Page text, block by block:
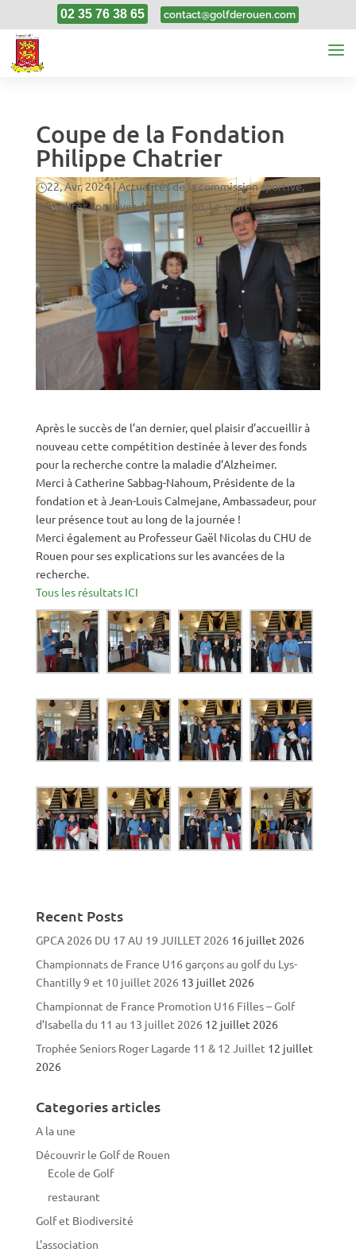
02 35 76 38 65 contact@golfderouen.com
Coupe de la Fondation
Philippe Chatrier
22, Avr, 2024| Actualités de la commission sportive,
Actualités Sportives,L'association,Le sport
Après le succès de l’an dernier, quel plaisir d’accueillir à
nouveau cette compétition destinée à lever des fonds
pour la recherche contre la maladie d’Alzheimer.
Merci à Catherine Sabbag-Nahoum, Présidente de la
fondation et à Jean-Louis Calmejane, Ambassadeur, pour
leur présence tout au long de la journée !
Merci également au Professeur Gaël Nicolas du CHU de
Rouen pour ses explications sur les avancées de la
recherche.
Tous les résultats ICI
Recent Posts
GPCA 2026 DU 17 AU 19 JUILLET 2026 16 juillet 2026
Championnats de France U16 garçons au golf du Lys-
Chantilly 9 et 10 juillet 2026 13 juillet 2026
Championnat de France Promotion U16 Filles – Golf
d’Isabella du 11 au 13 juillet 2026 12 juillet 2026
Trophée Seniors Roger Lagarde 11 & 12 Juillet 12 juillet
2026
Categories articles
A la une
Découvrir le Golf de Rouen
Ecole de Golf
restaurant
Golf et Biodiversité
L'association